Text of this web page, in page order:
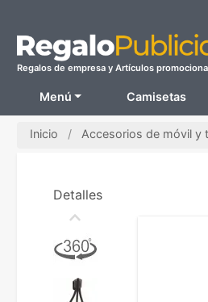
Regalos de empresa y Artículos
Menú Camisetas
Inicio Accesorios de móvil y
Detalles